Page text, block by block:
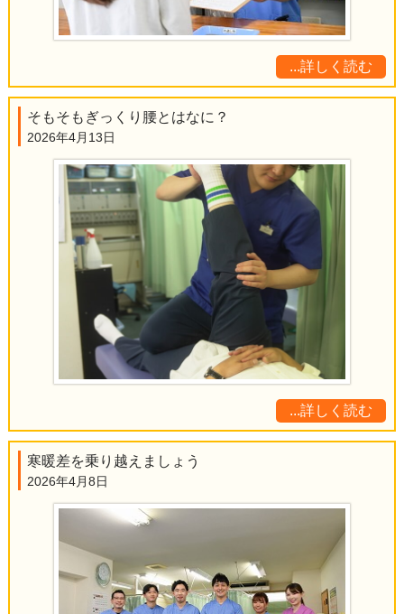
...詳しく読む
そもそもぎっくり腰とはなに？
2026年4月13日
...詳しく読む
寒暖差を乗り越えましょう
2026年4月8日